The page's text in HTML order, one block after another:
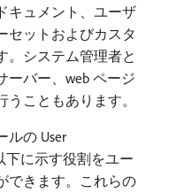
キュメント、ユーザ
セットおよびカスタ
。システム管理者と
ーバー、web ページ
こともあります。
ルの User
下に示す役割をユー
できます。これらの